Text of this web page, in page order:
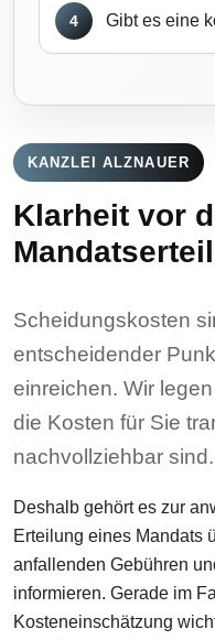
4 Gibt es eine
KANZLEI ALZNAUER
Klarheit vor
Scheidungskosten
entscheidender
einreichen. Wir
die Kosten für Sie
nachvollziehbar sind.
Deshalb gehört es zur
Erteilung eines Mandats
anfallenden Gebühren
informieren. Gerade im
Kosteneinschätzung